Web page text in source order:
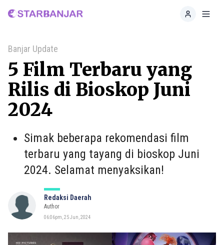
Home
Banjar Update
5 Film Terbaru yang
Rilis di Bioskop Juni
2024
Simak beberapa rekomendasi film
terbaru yang tayang di bioskop Juni
2024. Selamat menyaksikan!
Redaksi Daerah
Author
06:06pm, 25 Jun, 2024